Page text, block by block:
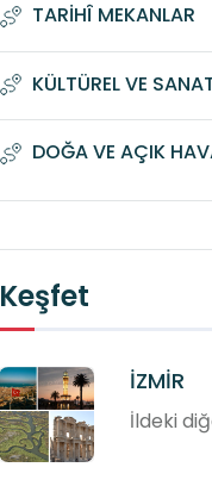
TARİHÎ MEKANLAR
KÜLTÜREL VE
DOĞA VE AÇIK
Keşfet
İZMİR
İldeki